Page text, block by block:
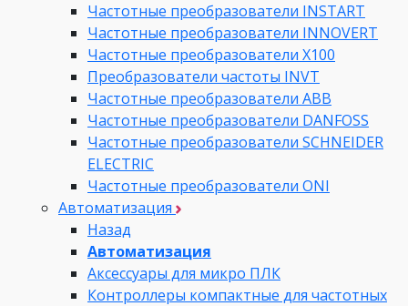
Частотные преобразователи INSTART
Частотные преобразователи INNOVERT
Частотные преобразователи Х100
Преобразователи частоты INVT
Частотные преобразователи ABB
Частотные преобразователи DANFOSS
Частотные преобразователи SCHNEIDER
ELECTRIC
Частотные преобразователи ONI
Автоматизация
Назад
Автоматизация
Аксессуары для микро ПЛК
Контроллеры компактные для частотных